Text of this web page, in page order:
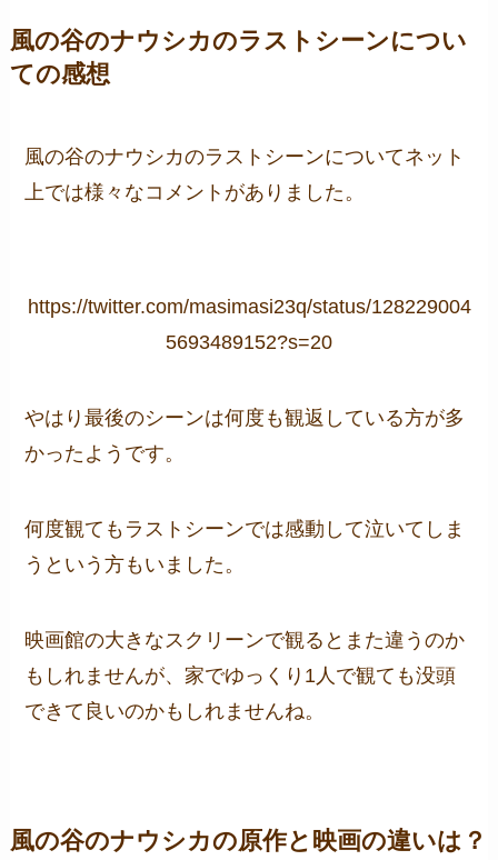
風の谷のナウシカのラストシーンについ
ての感想
風の谷のナウシカのラストシーンについてネット
上では様々なコメントがありました。
https://twitter.com/masimasi23q/status/128229004
5693489152?s=20
やはり最後のシーンは何度も観返している方が多
かったようです。
何度観てもラストシーンでは感動して泣いてしま
うという方もいました。
映画館の大きなスクリーンで観るとまた違うのか
もしれませんが、家でゆっくり1人で観ても没頭
できて良いのかもしれませんね。
風の谷のナウシカの原作と映画の違いは？